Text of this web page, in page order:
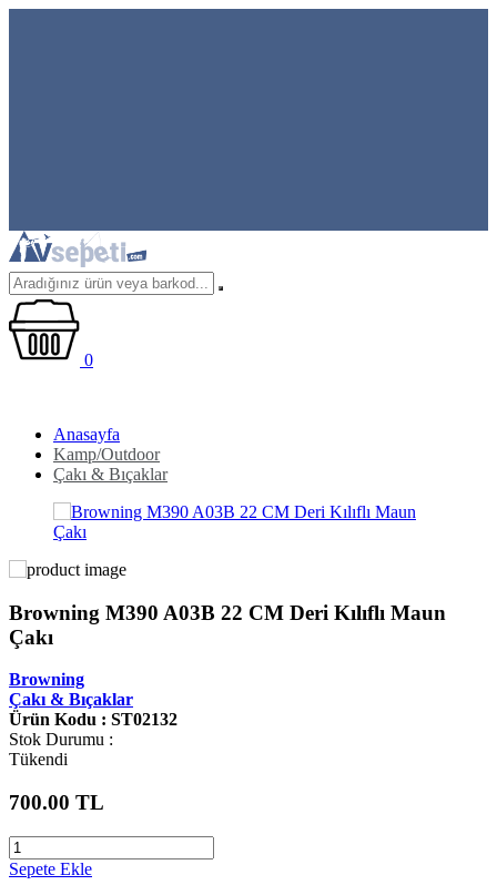
0
Anasayfa
Kamp/Outdoor
Çakı & Bıçaklar
Browning M390 A03B 22 CM Deri Kılıflı Maun
Çakı
Browning
Çakı & Bıçaklar
Ürün Kodu : ST02132
Stok Durumu :
Tükendi
700.00 TL
Sepete Ekle